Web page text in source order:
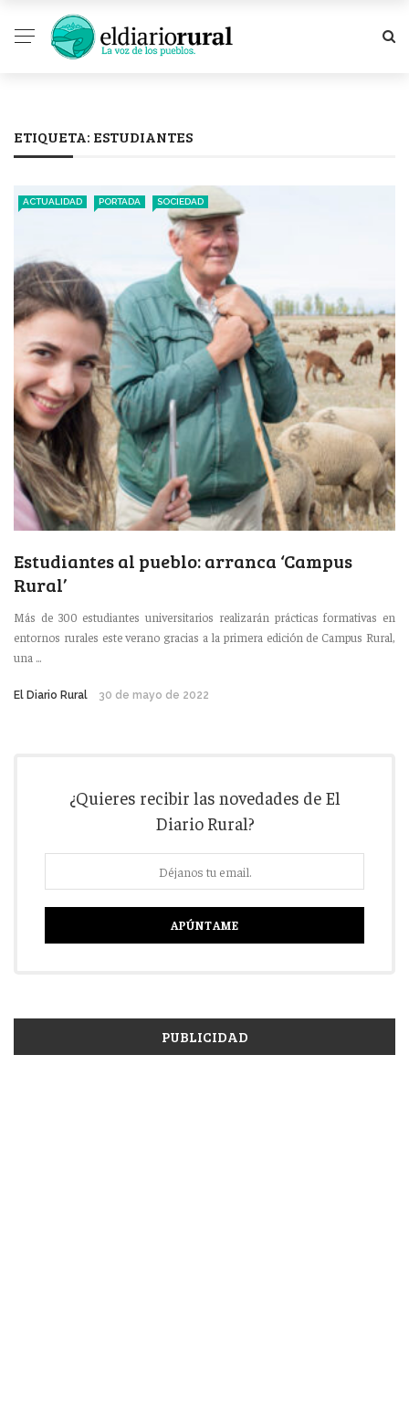
ETIQUETA: ESTUDIANTES
ACTUALIDAD PORTADA SOCIEDAD
Estudiantes al pueblo: arranca ‘Campus
Rural’
Más de 300 estudiantes universitarios realizarán prácticas formativas en
entornos rurales este verano gracias a la primera edición de Campus Rural,
una ...
El Diario Rural 30 de mayo de 2022
¿Quieres recibir las novedades de El
Diario Rural?
PUBLICIDAD